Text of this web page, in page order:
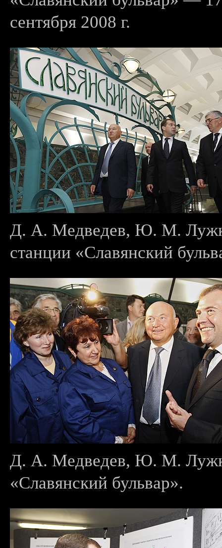
сентября 2008 г.
Д. А. Медведев, Ю. М.
станции «Славянский
Д. А. Медведев, Ю. М.
«Славянский бульвар».